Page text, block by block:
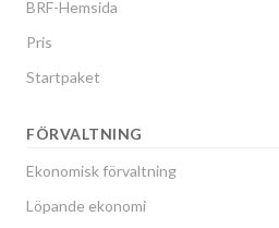
BRF-Hemsida
Pris
Startpaket
FÖRVALTNING
Ekonomisk förvaltning
Löpande ekonomi